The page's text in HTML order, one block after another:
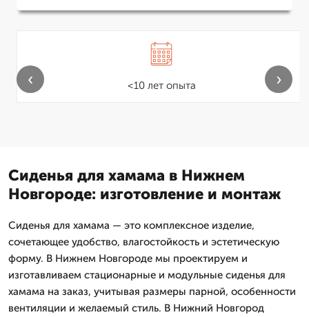
<10 лет опыта
‹ ›
Сиденья для хамама в Нижнем
Новгороде: изготовление и монтаж
Сиденья для хамама — это комплексное изделие,
сочетающее удобство, влагостойкость и эстетическую
форму. В Нижнем Новгороде мы проектируем и
изготавливаем стационарные и модульные сиденья для
хамама на заказ, учитывая размеры парной, особенности
вентиляции и желаемый стиль. В Нижний Новгород